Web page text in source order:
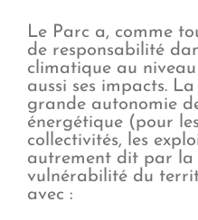
Le Parc a, comme
de responsabilité
climatique au
aussi ses impacts.
grande autonomie
énergétique (pour
collectivités, les
autrement dit par la
vulnérabilité du
avec :